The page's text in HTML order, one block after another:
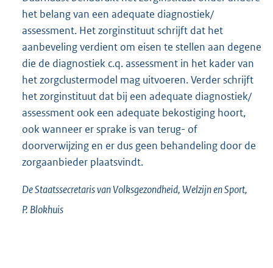
het belang van een adequate diagnostiek/
assessment. Het zorginstituut schrijft dat het
aanbeveling verdient om eisen te stellen aan degene
die de diagnostiek c.q. assessment in het kader van
het zorgclustermodel mag uitvoeren. Verder schrijft
het zorginstituut dat bij een adequate diagnostiek/
assessment ook een adequate bekostiging hoort,
ook wanneer er sprake is van terug- of
doorverwijzing en er dus geen behandeling door de
zorgaanbieder plaatsvindt.
De Staatssecretaris van Volksgezondheid, Welzijn en Sport,
P. Blokhuis